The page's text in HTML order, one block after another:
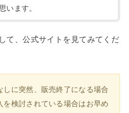
います。
て、公式サイトを見てみてくだ
しに突然、販売終了になる場合
を検討されている場合はお早め